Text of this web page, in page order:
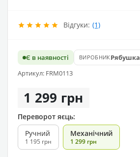
Відгуки: (1)
Є в наявності ВИРОБНИКРябушка
Артикул: FRM0113
1 299 грн
Переворот яєць:
Ручний
1 195 грн
Механічний
1 299 грн